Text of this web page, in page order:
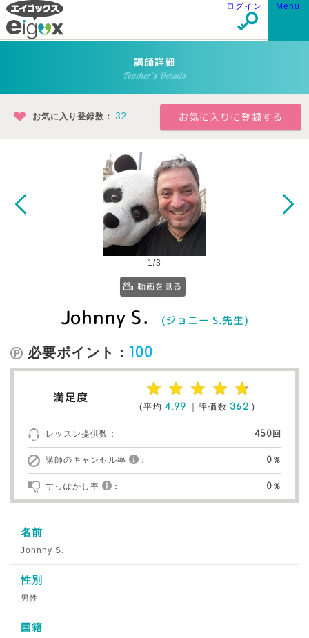
Menu
ログイン
講師詳細
Teacher's Details
1/3
動画を見る
Johnny S. (ジョニー S.先生)
必要ポイント： 100
満足度
(平均 4.99 ｜評価数 362 )
レッスン提供数： 450回
講師のキャンセル率 ： 0％
すっぽかし率 ： 0％
お気に入り登録数： 32
名前
Johnny S.
性別
男性
国籍